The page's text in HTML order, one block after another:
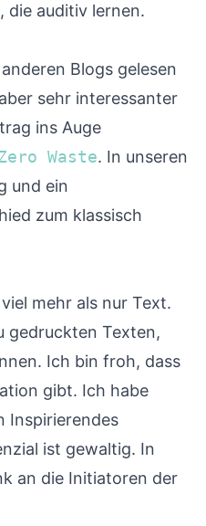
die auditiv lernen.
Blogs gelesen
sehr interessanter
ins Auge
Waste. In unseren
und ein
zum klassisch
mehr als nur Text.
gedruckten Texten,
Ich bin froh, dass
gibt. Ich habe
Inspirierendes
ist gewaltig. In
an die Initiatoren der